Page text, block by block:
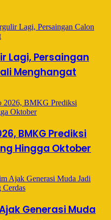
Lagi, Persaingan
Menghangat
BMKG Prediksi
Hingga Oktober
Generasi Muda